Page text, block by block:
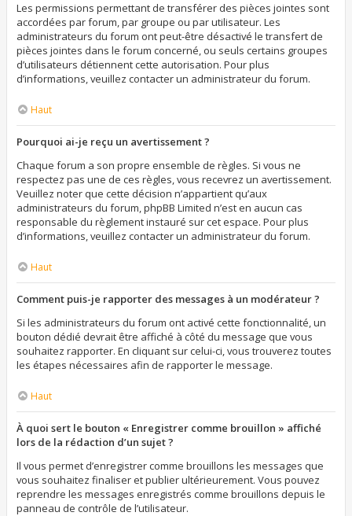
Les permissions permettant de transférer des pièces jointes sont
accordées par forum, par groupe ou par utilisateur. Les
administrateurs du forum ont peut-être désactivé le transfert de
pièces jointes dans le forum concerné, ou seuls certains groupes
d’utilisateurs détiennent cette autorisation. Pour plus
d’informations, veuillez contacter un administrateur du forum.
Haut
Pourquoi ai-je reçu un avertissement ?
Chaque forum a son propre ensemble de règles. Si vous ne
respectez pas une de ces règles, vous recevrez un avertissement.
Veuillez noter que cette décision n’appartient qu’aux
administrateurs du forum, phpBB Limited n’est en aucun cas
responsable du règlement instauré sur cet espace. Pour plus
d’informations, veuillez contacter un administrateur du forum.
Haut
Comment puis-je rapporter des messages à un modérateur ?
Si les administrateurs du forum ont activé cette fonctionnalité, un
bouton dédié devrait être affiché à côté du message que vous
souhaitez rapporter. En cliquant sur celui-ci, vous trouverez toutes
les étapes nécessaires afin de rapporter le message.
Haut
À quoi sert le bouton « Enregistrer comme brouillon » affiché
lors de la rédaction d’un sujet ?
Il vous permet d’enregistrer comme brouillons les messages que
vous souhaitez finaliser et publier ultérieurement. Vous pouvez
reprendre les messages enregistrés comme brouillons depuis le
panneau de contrôle de l’utilisateur.